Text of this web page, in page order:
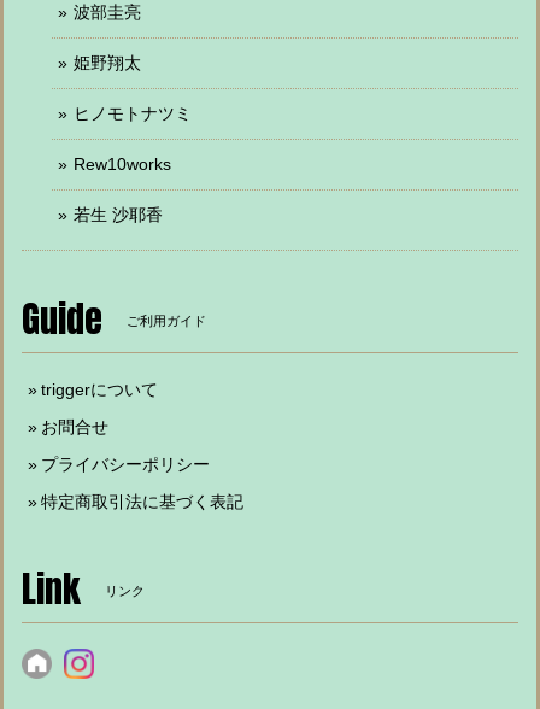
波部圭亮
姫野翔太
ヒノモトナツミ
Rew10works
若生 沙耶香
Guide ご利用ガイド
triggerについて
お問合せ
プライバシーポリシー
特定商取引法に基づく表記
Link リンク